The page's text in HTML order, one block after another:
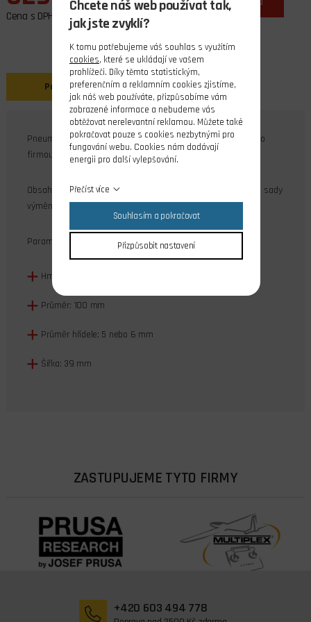
Cena s DPH
Popis
Pneumatické nafukovací kolo od firmy Kavan (nyní vyráběno
firmou Pelikán)
Obsah balení: 2 kola + mosazná redukce na nafukování + 2 sady
výměních pouzder na přůměr 5 a 6 mm.
Parametry
Hmotnost: 51 g
Průměr: 100 mm
Průměr hřídele: 5 nebo 6 mm
Šířka: 39 mm
ZASTUPUJEME TYTO FIRMY
+420 603 494 778
Chcete náš web používat tak,
jak jste zvyklí?
K tomu potřebujeme váš souhlas s využitím
cookies, které se ukládají ve vašem
prohlížeči. Díky těmto statistickým,
preferenčním a reklamním cookies zjistíme,
jak náš web používáte, přizpůsobíme vám
zobrazené informace a nebudeme vás
obtěžovat nerelevantní reklamou. Můžete také
pokračovat pouze s cookies nezbytnými pro
fungování webu. Cookies nám dodávají
energii pro další vylepšování.
Přečíst více
Souhlasím a pokračovat
Přizpůsobit nastavení